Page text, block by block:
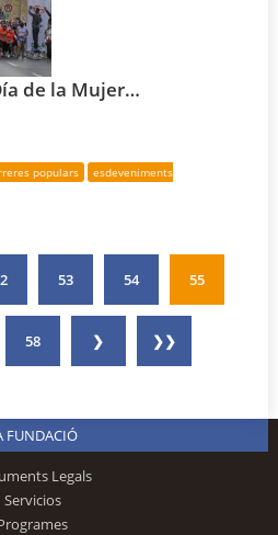
de la Mujer…
populars
esdeveniments
53 54 55
58 ❯ ❯❯
FUNDACIÓ
Legals
Servicios